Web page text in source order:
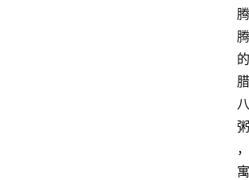
腾
腾
的
腊
八
粥
，
寓